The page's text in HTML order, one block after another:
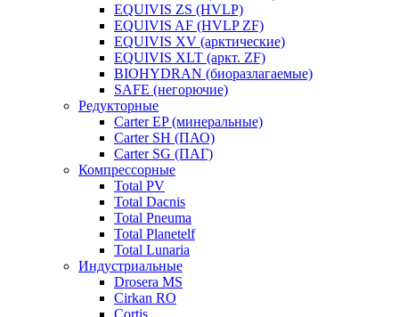
EQUIVIS ZS (HVLP)
EQUIVIS AF (HVLP ZF)
EQUIVIS XV (арктические)
EQUIVIS XLT (аркт. ZF)
BIOHYDRAN (биоразлагаемые)
SAFE (негорючие)
Редукторные
Carter EP (минеральные)
Carter SH (ПАО)
Carter SG (ПАГ)
Компрессорные
Total PV
Total Dacnis
Total Pneuma
Total Planetelf
Total Lunaria
Индустриальные
Drosera MS
Cirkan RO
Cortis